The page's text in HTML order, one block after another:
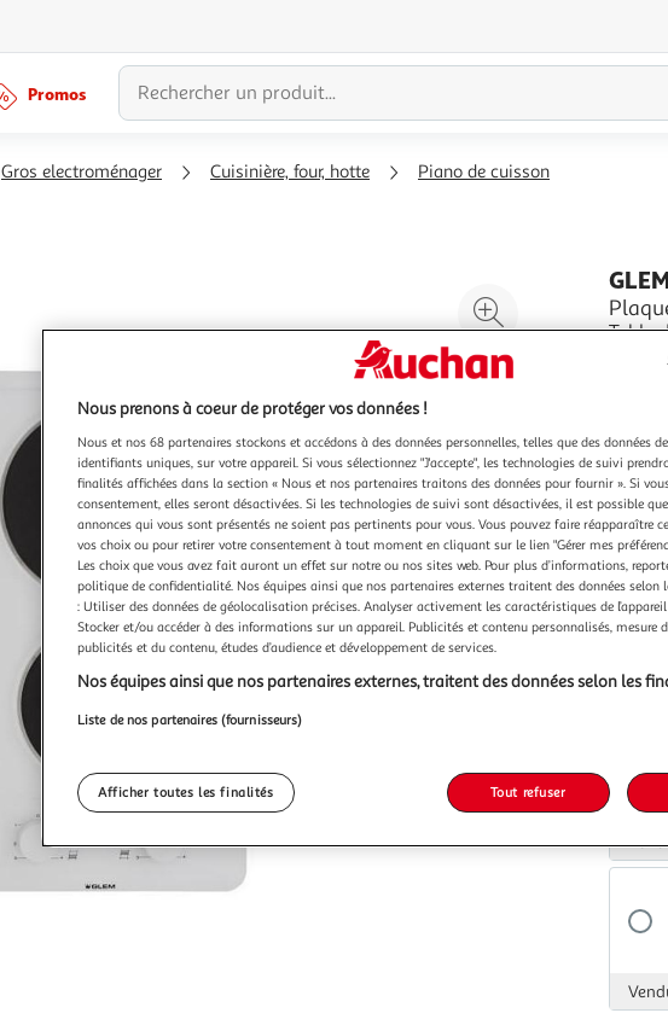
Promos
Gros electroménager Cuisinière, four, hotte Piano de cuisson
Agrandir
l'illustration
à
Réduire
à
100
%
Partager
le
produit
Table
2kW
Nous prenons à coeur de protéger vos données !
Nous et nos 68 partenaires stockons et accédons à des données personnelles, telles que des données
identifiants uniques, sur votre appareil. Si vous sélectionnez "J'accepte", les technologies de suivi
finalités affichées dans la section « Nous et nos partenaires traitons des données pour fournir ». Si
consentement, elles seront désactivées. Si les technologies de suivi sont désactivées, il est possible
annonces qui vous sont présentés ne soient pas pertinents pour vous. Vous pouvez faire réapparaître
vos choix ou pour retirer votre consentement à tout moment en cliquant sur le lien "Gérer mes
Les choix que vous avez fait auront un effet sur notre ou nos sites web. Pour plus d’informations,
politique de confidentialité. Nos équipes ainsi que nos partenaires externes traitent des données selon
: Utiliser des données de géolocalisation précises. Analyser activement les caractéristiques de
Stocker et/ou accéder à des informations sur un appareil. Publicités et contenu personnalisés, mesure
publicités et du contenu, études d’audience et développement de services.
Nos équipes ainsi que nos partenaires externes, traitent des données selon les
Liste de nos partenaires (fournisseurs)
Afficher toutes les finalités Tout refuser